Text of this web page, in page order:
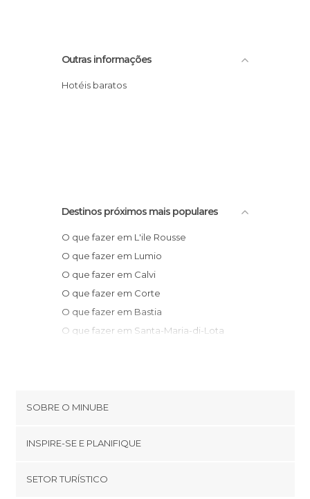
Outras informações
Hotéis baratos
Destinos próximos mais populares
O que fazer em L'ile Rousse
O que fazer em Lumio
O que fazer em Calvi
O que fazer em Corte
O que fazer em Bastia
O que fazer em Santa-Maria-di-Lota
O que fazer em Piana
O que fazer em Ersa
O que fazer em Ghisoni
SOBRE O MINUBE
Términos e Condições
INSPIRE-SE E PLANIFIQUE
footer@item_discovertips_anchor
SETOR TURÍSTICO